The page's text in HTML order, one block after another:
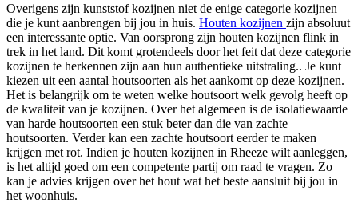
Overigens zijn kunststof kozijnen niet de enige categorie kozijnen
die je kunt aanbrengen bij jou in huis. Houten kozijnen zijn absoluut
een interessante optie. Van oorsprong zijn houten kozijnen flink in
trek in het land. Dit komt grotendeels door het feit dat deze categorie
kozijnen te herkennen zijn aan hun authentieke uitstraling.. Je kunt
kiezen uit een aantal houtsoorten als het aankomt op deze kozijnen.
Het is belangrijk om te weten welke houtsoort welk gevolg heeft op
de kwaliteit van je kozijnen. Over het algemeen is de isolatiewaarde
van harde houtsoorten een stuk beter dan die van zachte
houtsoorten. Verder kan een zachte houtsoort eerder te maken
krijgen met rot. Indien je houten kozijnen in Rheeze wilt aanleggen,
is het altijd goed om een competente partij om raad te vragen. Zo
kan je advies krijgen over het hout wat het beste aansluit bij jou in
het woonhuis.